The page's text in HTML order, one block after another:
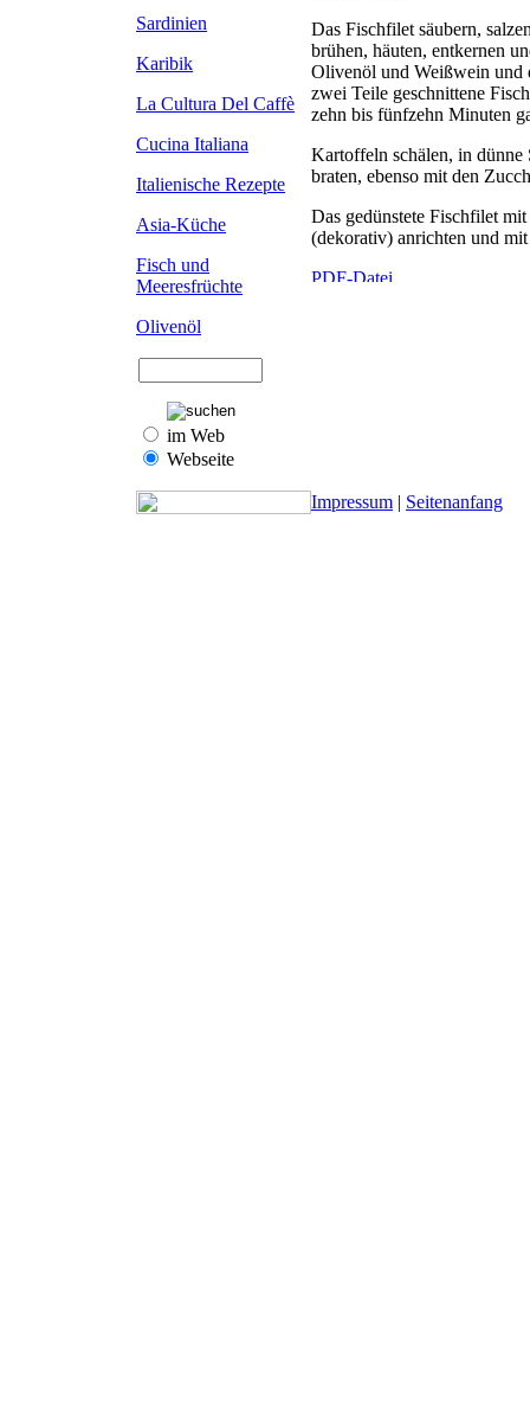
Sardinien
Karibik
La Cultura Del Caffè
Cucina Italiana
Italienische Rezepte
Asia-Küche
Fisch und
Meeresfrüchte
Olivenöl
im Web
Webseite
Das Fischfilet säubern,
brühen, häuten, entkernen
Olivenöl und Weißwein und
zwei Teile geschnittene
zehn bis fünfzehn Minuten
Kartoffeln schälen, in dünne
braten, ebenso mit den
Das gedünstete Fischfilet
(dekorativ) anrichten und
Impressum | Seitenanfang